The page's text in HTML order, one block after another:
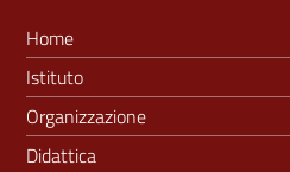
Home
Istituto
Organizzazione
Didattica